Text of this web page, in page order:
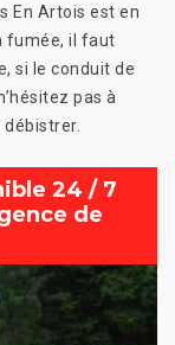
En Artois est en
fumée, il faut
si le conduit de
pas à
24 / 7
de